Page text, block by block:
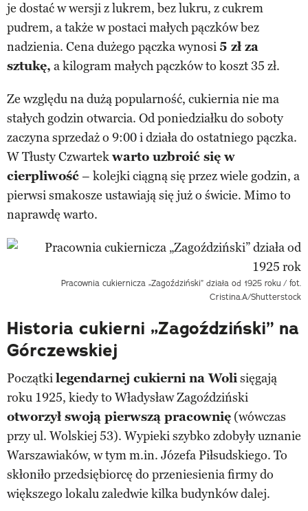
je dostać w wersji z lukrem, bez lukru, z cukrem
pudrem, a także w postaci małych pączków bez
nadzienia. Cena dużego pączka wynosi 5 zł za
sztukę, a kilogram małych pączków to koszt 35 zł.
Ze względu na dużą popularność, cukiernia nie ma
stałych godzin otwarcia. Od poniedziałku do soboty
zaczyna sprzedaż o 9:00 i działa do ostatniego pączka.
W Tłusty Czwartekwarto uzbroić się w
cierpliwość– kolejki ciągną się przez wiele godzin, a
pierwsi smakosze ustawiają się już o świcie. Mimo to
naprawdę warto.
Pracownia cukiernicza „Zagoździński” działa od 1925 roku / fot.
Cristina.A/Shutterstock
Historia cukierni „Zagoździński” na
Górczewskiej
Początkilegendarnej cukierni na Wolisięgają
roku 1925, kiedy to Władysław Zagoździński
otworzył swoją pierwszą pracownię (wówczas
przy ul. Wolskiej 53). Wypieki szybko zdobyły uznanie
Warszawiaków, w tym m.in. Józefa Piłsudskiego. To
skłoniło przedsiębiorcę do przeniesienia firmy do
większego lokalu zaledwie kilka budynków dalej.